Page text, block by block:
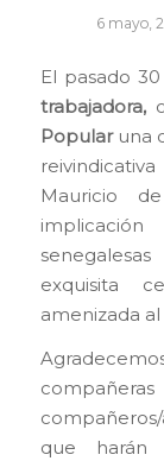
6 mayo,
El pasado
trabajadora,
Popularuna
Mauricio
exquisita
amenizada
compañeros/
que harán